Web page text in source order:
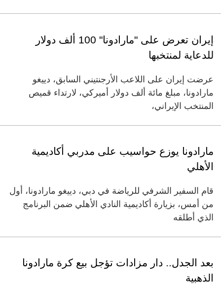
إيران تعرض على "مارادونا" 100 ألف دولار
للدعاية لمنتخبها
عرضت إيران على اللاعب الأرجنتيني السابق، دييغو
مارادونا، مبلغ مائة ألف دولار أميركي، لارتداء قميص
المنتخب الإيراني،
مارادونا يوزع حواسيب على مدربي أكاديمية
الأهلي
قام السفير الشرفي للرياضة في دبي، دييغو مارادونا، أول
من أمس، بزيارة أكاديمية النادي الأهلي ضمن البرنامج
الذي أطلقه
بعد الجدل.. دار مزادات تؤجل بيع كرة مارادونا
الذهبية